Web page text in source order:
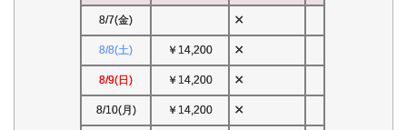
8/7(金) ×
8/8(土) ￥14,200 ×
8/9(日) ￥14,200 ×
8/10(月) ￥14,200 ×